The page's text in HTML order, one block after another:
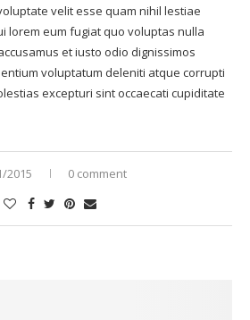
velit esse quam nihil lestiae
lorem eum fugiat quo voluptas nulla
et iusto odio dignissimos
voluptatum deleniti atque corrupti
excepturi sint occaecati cupiditate
2015 0 comment